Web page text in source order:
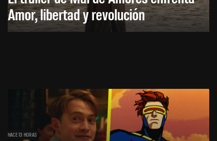
Amor, libertad y revolución
HACE 13 HORAS